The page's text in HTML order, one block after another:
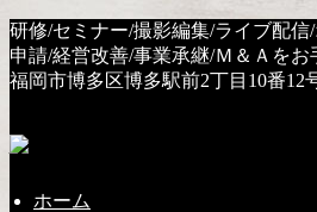
研修/セミナー/撮影編集/ライブ配
申請/経営改善/事業承継/Ｍ＆Ａをお
福岡市博多区博多駅前2丁目10番12
ホーム
HOME
セミナー
保護中: ChatGPT×Canva
保護中: